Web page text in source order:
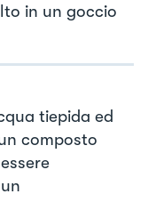
in un goccio
tiepida ed
composto